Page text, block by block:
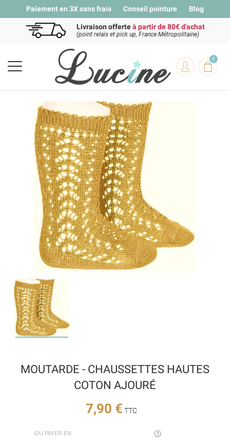
Paiement en 3X sans frais Conseil pointure Blog
Livraison offerteà partir de 80€ d'achat
(point relais et pick up, France Métropolitaine)
0
MOUTARDE - CHAUSSETTES HAUTES
COTON AJOURÉ
7,90 € TTC
OU PAYER EN